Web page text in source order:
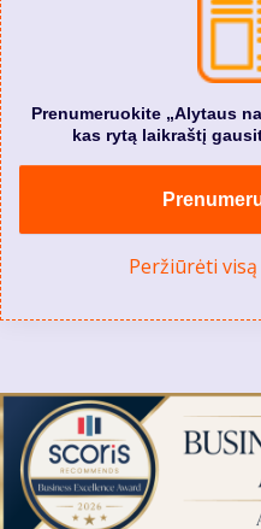
Prenumeruokite „Alytaus
kas rytą laikraštį
Peržiūrėti